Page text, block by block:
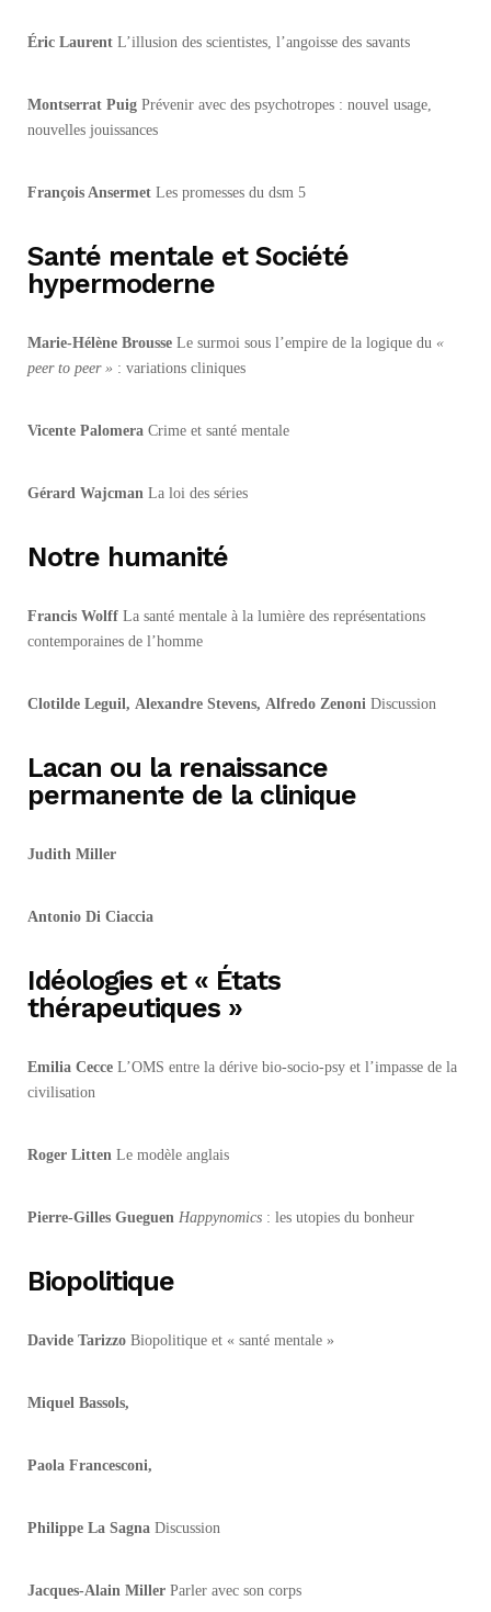
Éric Laurent L’illusion des scientistes, l’angoisse des savants
Montserrat Puig Prévenir avec des psychotropes : nouvel usage,
nouvelles jouissances
François Ansermet Les promesses du dsm 5
Santé mentale et Société
hypermoderne
Marie-Hélène Brousse Le surmoi sous l’empire de la logique du «
peer to peer » : variations cliniques
Vicente Palomera Crime et santé mentale
Gérard Wajcman La loi des séries
Notre humanité
Francis Wolff La santé mentale à la lumière des représentations
contemporaines de l’homme
Clotilde Leguil, Alexandre Stevens, Alfredo Zenoni Discussion
Lacan ou la renaissance
permanente de la clinique
Judith Miller
Antonio Di Ciaccia
Idéologies et « États
thérapeutiques »
Emilia Cecce L’OMS entre la dérive bio-socio-psy et l’impasse de la
civilisation
Roger Litten Le modèle anglais
Pierre-Gilles Gueguen Happynomics : les utopies du bonheur
Biopolitique
Davide Tarizzo Biopolitique et « santé mentale »
Miquel Bassols,
Paola Francesconi,
Philippe La Sagna Discussion
Jacques-Alain Miller Parler avec son corps